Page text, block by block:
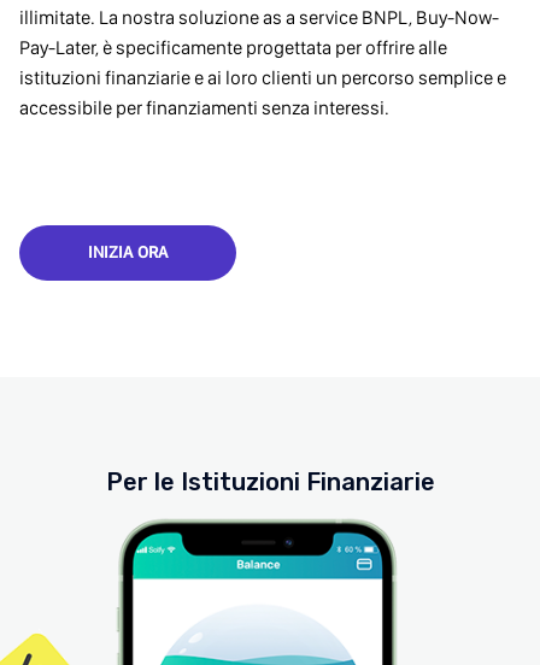
illimitate. La nostra soluzione as a service BNPL, Buy-Now-
Pay-Later, è specificamente progettata per offrire alle
istituzioni finanziarie e ai loro clienti un percorso semplice e
accessibile per finanziamenti senza interessi.
INIZIA ORA
Per le Istituzioni Finanziarie